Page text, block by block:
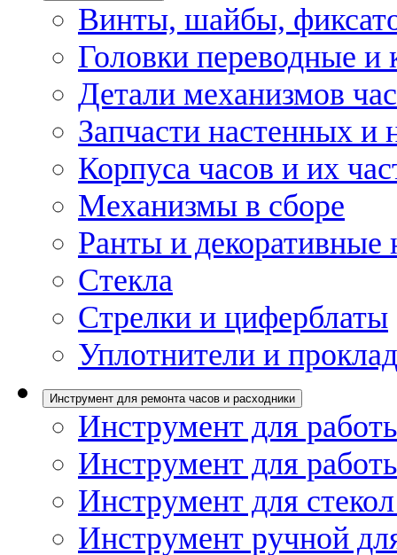
Винты, шайбы,
Головки переводные и
Детали механизмов
Запчасти настенных и
Корпуса часов и их
Механизмы в сборе
Ранты и декоративные
Стекла
Стрелки и циферблаты
Уплотнители и
Инструмент для ремонта часов и расходники
Инструмент для
Инструмент для
Инструмент для
Инструмент ручной